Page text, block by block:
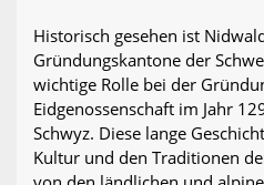
Historisch gesehen ist
Gründungskantone der
wichtige Rolle bei der
Eidgenossenschaft im Jahr
Schwyz. Diese lange
Kultur und den Traditionen